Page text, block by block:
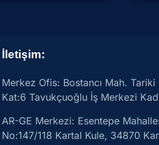
İletişim:
Merkez Ofis: Bostancı Mah.
Kat:6 Tavukçuoğlu İş Merkezi
AR-GE Merkezi: Esentepe
No:147/118 Kartal Kule, 34870